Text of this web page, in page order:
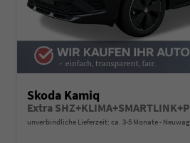
Skoda Kamiq
Extra
unverbindliche Lieferzeit: ca. 3-5 Monate